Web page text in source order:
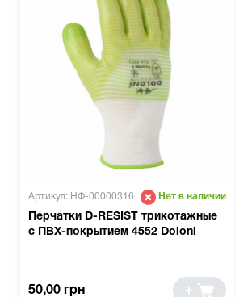
Артикул: НФ-00000316 Нет в наличии
Перчатки D-RESIST трикотажные
с ПВХ-покрытием 4552 Doloni
50,00 грн